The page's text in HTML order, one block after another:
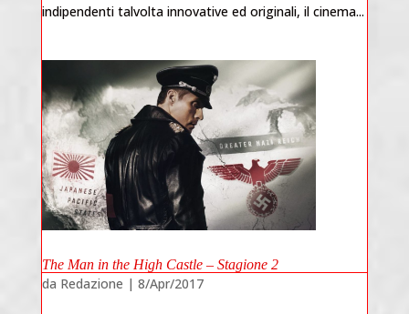
indipendenti talvolta innovative ed originali, il cinema...
The Man in the High Castle – Stagione 2
da Redazione | 8/Apr/2017